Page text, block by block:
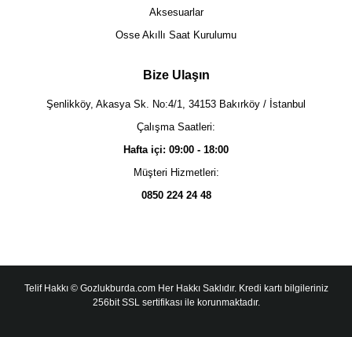
Aksesuarlar
Osse Akıllı Saat Kurulumu
Bize Ulaşın
Şenlikköy, Akasya Sk. No:4/1, 34153 Bakırköy / İstanbul
Çalışma Saatleri:
Hafta içi: 09:00 - 18:00
Müşteri Hizmetleri:
0850 224 24 48
Telif Hakkı © Gozlukburda.com Her Hakkı Saklıdır. Kredi kartı bilgileriniz
256bit SSL sertifikası ile korunmaktadır.